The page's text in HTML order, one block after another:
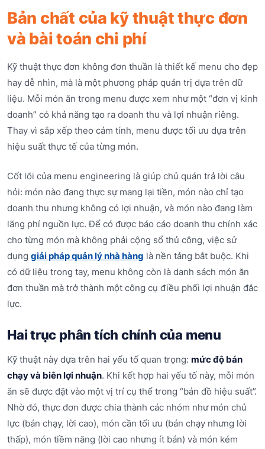
Bản chất của kỹ thuật thực đơn
và bài toán chi phí
Kỹ thuật thực đơn không đơn thuần là thiết kế menu cho đẹp
hay dễ nhìn, mà là một phương pháp quản trị dựa trên dữ
liệu. Mỗi món ăn trong menu được xem như một “đơn vị kinh
doanh” có khả năng tạo ra doanh thu và lợi nhuận riêng.
Thay vì sắp xếp theo cảm tính, menu được tối ưu dựa trên
hiệu suất thực tế của từng món.
Cốt lõi của menu engineering là giúp chủ quán trả lời câu
hỏi: món nào đang thực sự mang lại tiền, món nào chỉ tạo
doanh thu nhưng không có lợi nhuận, và món nào đang làm
lãng phí nguồn lực. Để có được báo cáo doanh thu chính xác
cho từng món mà không phải cộng sổ thủ công, việc sử
dụng giải pháp quản lý nhà hàng là nền tảng bắt buộc. Khi
có dữ liệu trong tay, menu không còn là danh sách món ăn
đơn thuần mà trở thành một công cụ điều phối lợi nhuận đắc
lực.
Hai trục phân tích chính của menu
Kỹ thuật này dựa trên hai yếu tố quan trọng: mức độ bán
chạy và biên lợi nhuận. Khi kết hợp hai yếu tố này, mỗi món
ăn sẽ được đặt vào một vị trí cụ thể trong “bản đồ hiệu suất”.
Nhờ đó, thực đơn được chia thành các nhóm như món chủ
lực (bán chạy, lời cao), món cần tối ưu (bán chạy nhưng lời
thấp), món tiềm năng (lời cao nhưng ít bán) và món kém